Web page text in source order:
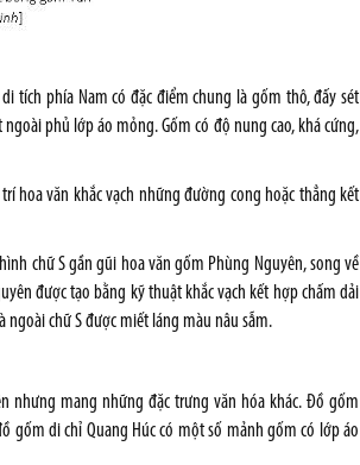
tích phía Nam có đặc điểm chung là gốm thô, đấy sét
phủ lớp áo mỏng. Gốm có độ nung cao, khá cứng,
hoa văn khắc vạch những đường cong hoặc thẳng kết
chữ S gần gũi hoa văn gốm Phùng Nguyên, song về
được tạo bằng kỹ thuật khắc vạch kết hợp chấm dải
chữ S được miết láng màu nâu sẫm.
nhưng mang những đặc trưng văn hóa khác. Đồ gốm
gốm di chỉ Quang Húc có một số mảnh gốm có lớp áo